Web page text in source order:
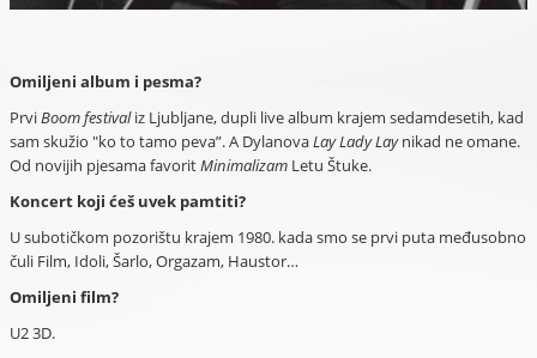
Omiljeni album i pesma?
PrviBoom festivaliz Ljubljane, dupli live album krajem sedamdesetih, kad
sam skužio "ko to tamo peva”. A DylanovaLay Lady Laynikad ne omane.
Od novijih pjesama favoritMinimalizamLetu Štuke.
Koncert koji ćeš uvek pamtiti?
U subotičkom pozorištu krajem 1980. kada smo se prvi puta međusobno
čuli Film, Idoli, Šarlo, Orgazam, Haustor…
Omiljeni film?
U2 3D.